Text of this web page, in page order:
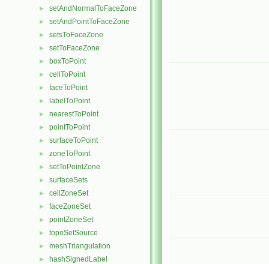
► setAndNormalToFaceZone
► setAndPointToFaceZone
► setsToFaceZone
► setToFaceZone
► boxToPoint
► cellToPoint
► faceToPoint
► labelToPoint
► nearestToPoint
► pointToPoint
► surfaceToPoint
► zoneToPoint
► setToPointZone
► surfaceSets
► cellZoneSet
► faceZoneSet
► pointZoneSet
► topoSetSource
► meshTriangulation
► hashSignedLabel